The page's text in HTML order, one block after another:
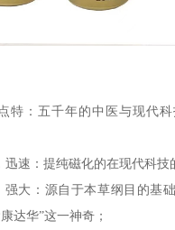
特：五千年的中医与现代
迅速：提纯磁化的在现代科技
强大：源自于本草纲目的基
达华”这一神奇；